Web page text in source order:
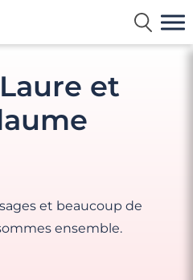
Meetic
et
et beaucoup de
ensemble.